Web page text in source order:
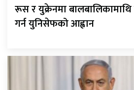
रूस र युक्रेनमा
गर्न युनिसेफको आह्वान